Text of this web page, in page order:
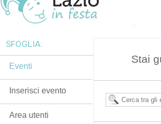
Stai
SFOGLIA:
Eventi
Inserisci evento
Area utenti